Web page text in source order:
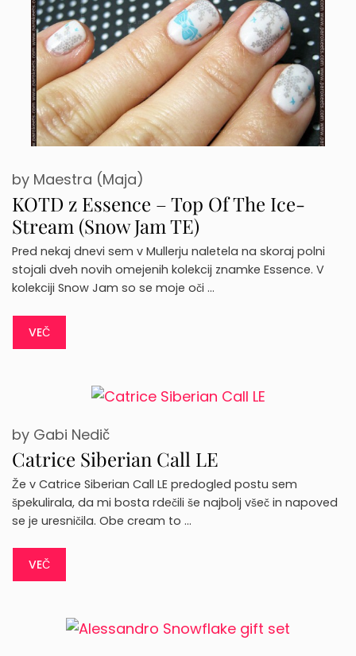
KOTD z Essence – Top Of The Ice-
Stream (Snow Jam TE)
by Maestra (Maja)
Pred nekaj dnevi sem v Mullerju naletela na skoraj polni
stojali dveh novih omejenih kolekcij znamke Essence. V
kolekciji Snow Jam so se moje oči …
VEČ
Catrice Siberian Call LE
by Gabi Nedič
Že v Catrice Siberian Call LE predogled postu sem
špekulirala, da mi bosta rdečili še najbolj všeč in napoved
se je uresničila. Obe cream to …
VEČ